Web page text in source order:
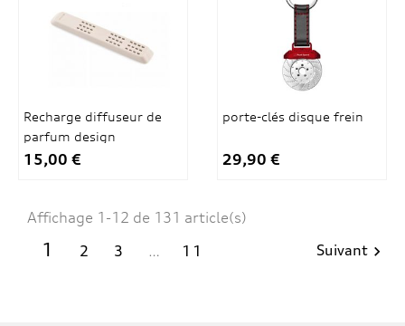
Recharge diffuseur de
parfum design
15,00 €
porte-clés disque frein
29,90 €
Affichage 1-12 de 131 article(s)
1 2 3 … 11 Suivant 